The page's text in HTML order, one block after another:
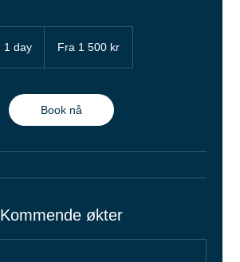
1 day1
norskeFra 1 500 kr
Book nå
Kommende økter